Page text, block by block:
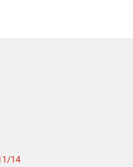
14(öffnet einen neuen Tab)